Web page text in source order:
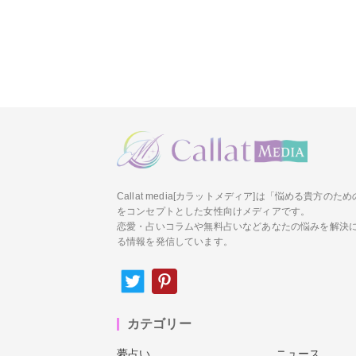
Callat media[カラットメディア]は「悩める貴方のため
をコンセプトとした女性向けメディアです。
恋愛・占いコラムや無料占いなどあなたの悩みを解決
る情報を発信しています。
カテゴリー